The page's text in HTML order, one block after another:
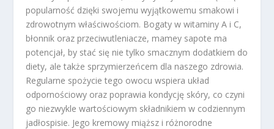
popularność dzięki swojemu wyjątkowemu smakowi i
zdrowotnym właściwościom. Bogaty w witaminy A i C,
błonnik oraz przeciwutleniacze, mamey sapote ma
potencjał, by stać się nie tylko smacznym dodatkiem do
diety, ale także sprzymierzeńcem dla naszego zdrowia.
Regularne spożycie tego owocu wspiera układ
odpornościowy oraz poprawia kondycję skóry, co czyni
go niezwykle wartościowym składnikiem w codziennym
jadłospisie. Jego kremowy miąższ i różnorodne